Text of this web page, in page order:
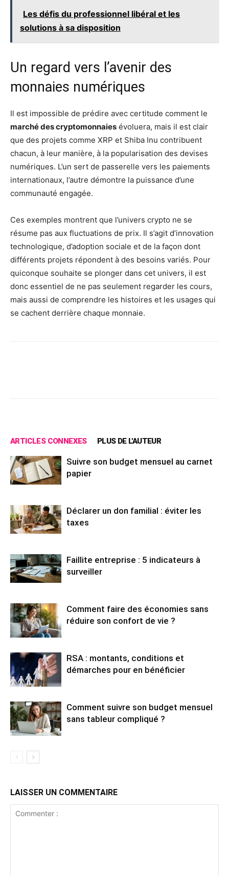
Les défis du professionnel libéral et les
solutions à sa disposition
Un regard vers l’avenir des
monnaies numériques
Il est impossible de prédire avec certitude comment le
marché des cryptomonnaies évoluera, mais il est clair
que des projets comme XRP et Shiba Inu contribuent
chacun, à leur manière, à la popularisation des devises
numériques. L’un sert de passerelle vers les paiements
internationaux, l’autre démontre la puissance d’une
communauté engagée.
Ces exemples montrent que l’univers crypto ne se
résume pas aux fluctuations de prix. Il s’agit d’innovation
technologique, d’adoption sociale et de la façon dont
différents projets répondent à des besoins variés. Pour
quiconque souhaite se plonger dans cet univers, il est
donc essentiel de ne pas seulement regarder les cours,
mais aussi de comprendre les histoires et les usages qui
se cachent derrière chaque monnaie.
ARTICLES CONNEXES PLUS DE L'AUTEUR
Suivre son budget mensuel au carnet
papier
Déclarer un don familial : éviter les
taxes
Faillite entreprise : 5 indicateurs à
surveiller
Comment faire des économies sans
réduire son confort de vie ?
RSA : montants, conditions et
démarches pour en bénéficier
Comment suivre son budget mensuel
sans tableur compliqué ?
LAISSER UN COMMENTAIRE